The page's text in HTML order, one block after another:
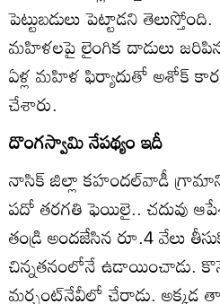
పెట్టుబడులు పెట్టాడని
మహిళలపై లైంగిక దాడులు
ఏళ్ల మహిళ ఫిర్యాదుతో అశోక్‌
చేశారు.
దొంగస్వామి నేపథ్యం ఇదీ
నాసిక్‌ జిల్లా కహందల్‌వాడీ
పదో తరగతి ఫెయిలై.. చదువు
తండ్రి అందజేసిన రూ.4 వేలు
చిన్నతనంలోనే ఉడాయించాడు.
మర్చంట్‌నేవీలో చేరాడు. అక్కడ